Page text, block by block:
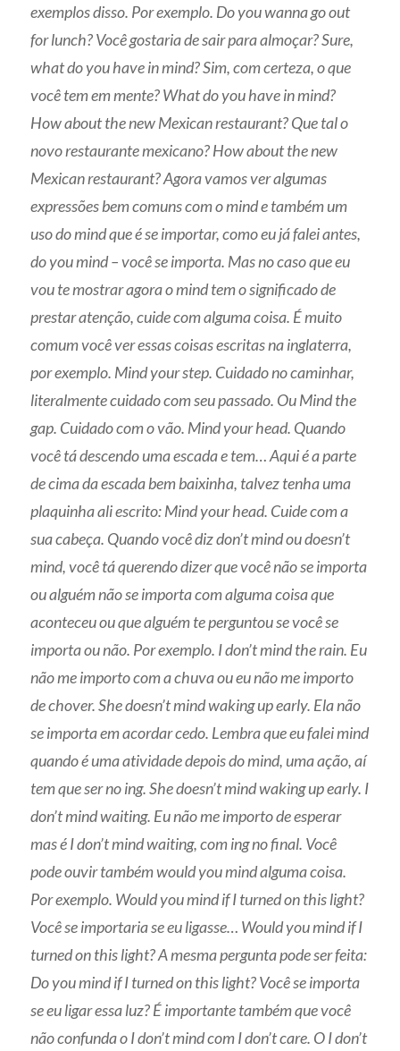
exemplos disso. Por exemplo. Do you wanna go out
for lunch? Você gostaria de sair para almoçar? Sure,
what do you have in mind? Sim, com certeza, o que
você tem em mente? What do you have in mind?
How about the new Mexican restaurant? Que tal o
novo restaurante mexicano? How about the new
Mexican restaurant? Agora vamos ver algumas
expressões bem comuns com o mind e também um
uso do mind que é se importar, como eu já falei antes,
do you mind – você se importa. Mas no caso que eu
vou te mostrar agora o mind tem o significado de
prestar atenção, cuide com alguma coisa. É muito
comum você ver essas coisas escritas na inglaterra,
por exemplo. Mind your step. Cuidado no caminhar,
literalmente cuidado com seu passado. Ou Mind the
gap. Cuidado com o vão. Mind your head. Quando
você tá descendo uma escada e tem… Aqui é a parte
de cima da escada bem baixinha, talvez tenha uma
plaquinha ali escrito: Mind your head. Cuide com a
sua cabeça. Quando você diz don’t mind ou doesn’t
mind, você tá querendo dizer que você não se importa
ou alguém não se importa com alguma coisa que
aconteceu ou que alguém te perguntou se você se
importa ou não. Por exemplo. I don’t mind the rain. Eu
não me importo com a chuva ou eu não me importo
de chover. She doesn’t mind waking up early. Ela não
se importa em acordar cedo. Lembra que eu falei mind
quando é uma atividade depois do mind, uma ação, aí
tem que ser no ing. She doesn’t mind waking up early. I
don’t mind waiting. Eu não me importo de esperar
mas é I don’t mind waiting, com ing no final. Você
pode ouvir também would you mind alguma coisa.
Por exemplo. Would you mind if I turned on this light?
Você se importaria se eu ligasse… Would you mind if I
turned on this light? A mesma pergunta pode ser feita:
Do you mind if I turned on this light? Você se importa
se eu ligar essa luz? É importante também que você
não confunda o I don’t mind com I don’t care. O I don’t